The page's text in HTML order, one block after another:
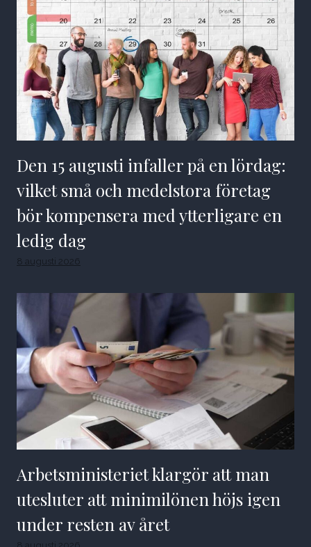
Den 15 augusti infaller på en lördag:
vilket små och medelstora företag
bör kompensera med ytterligare en
ledig dag
8 augusti 2026
Arbetsministeriet klargör att man
utesluter att minimilönen höjs igen
under resten av året